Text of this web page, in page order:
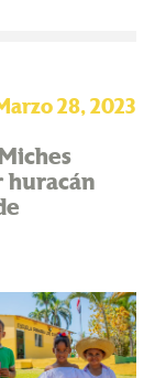
28, 2023
huracán